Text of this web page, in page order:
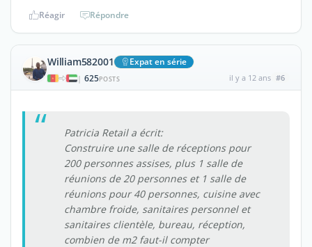
Réagir Répondre
William582001 Expat en série
| 625POSTS il y a 12 ans #6
Patricia Retail a écrit:
Construire une salle de réceptions pour
200 personnes assises, plus 1 salle de
réunions de 20 personnes et 1 salle de
réunions pour 40 personnes, cuisine avec
chambre froide, sanitaires personnel et
sanitaires clientèle, bureau, réception,
combien de m2 faut-il compter